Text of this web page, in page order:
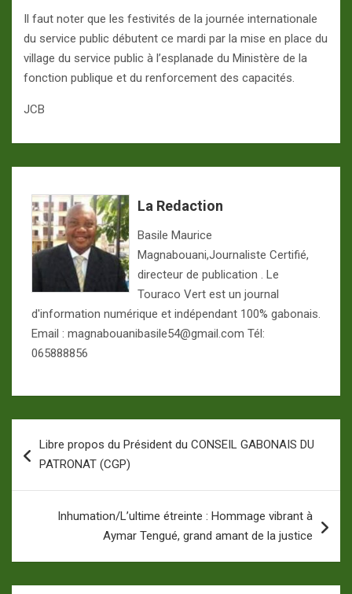
Il faut noter que les festivités de la journée internationale
du service public débutent ce mardi par la mise en place du
village du service public à l’esplanade du Ministère de la
fonction publique et du renforcement des capacités.
JCB
La Redaction
Basile Maurice
Magnabouani,Journaliste Certifié,
directeur de publication . Le
Touraco Vert est un journal
d'information numérique et indépendant 100% gabonais.
Email : magnabouanibasile54@gmail.com Tél:
065888856
de
Libre propos du Président du CONSEIL GABONAIS DU
PATRONAT (CGP)
Inhumation/L’ultime étreinte : Hommage vibrant à
Aymar Tengué, grand amant de la justice